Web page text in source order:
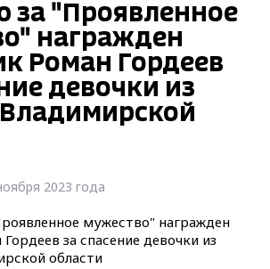
за "Проявленное
награжден
Роман Гордеев
девочки из
2023 года